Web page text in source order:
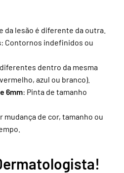
da lesão é diferente da outra.
: Contornos indefinidos ou
dentro da mesma
azul ou branco).
6mm: Pinta de tamanho
mudança de cor, tamanho ou